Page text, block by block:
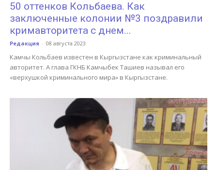
50 оттенков Кольбаева. Как
заключенные колонии №3 поздравили
кримавторитета с днем...
Редакция - 08 августа 2023
Камчы Кольбаев известен в Кыргызстане как криминальный
авторитет. А глава ГКНБ Камчыбек Ташиев называл его
«верхушкой криминального мира» в Кыргызстане.